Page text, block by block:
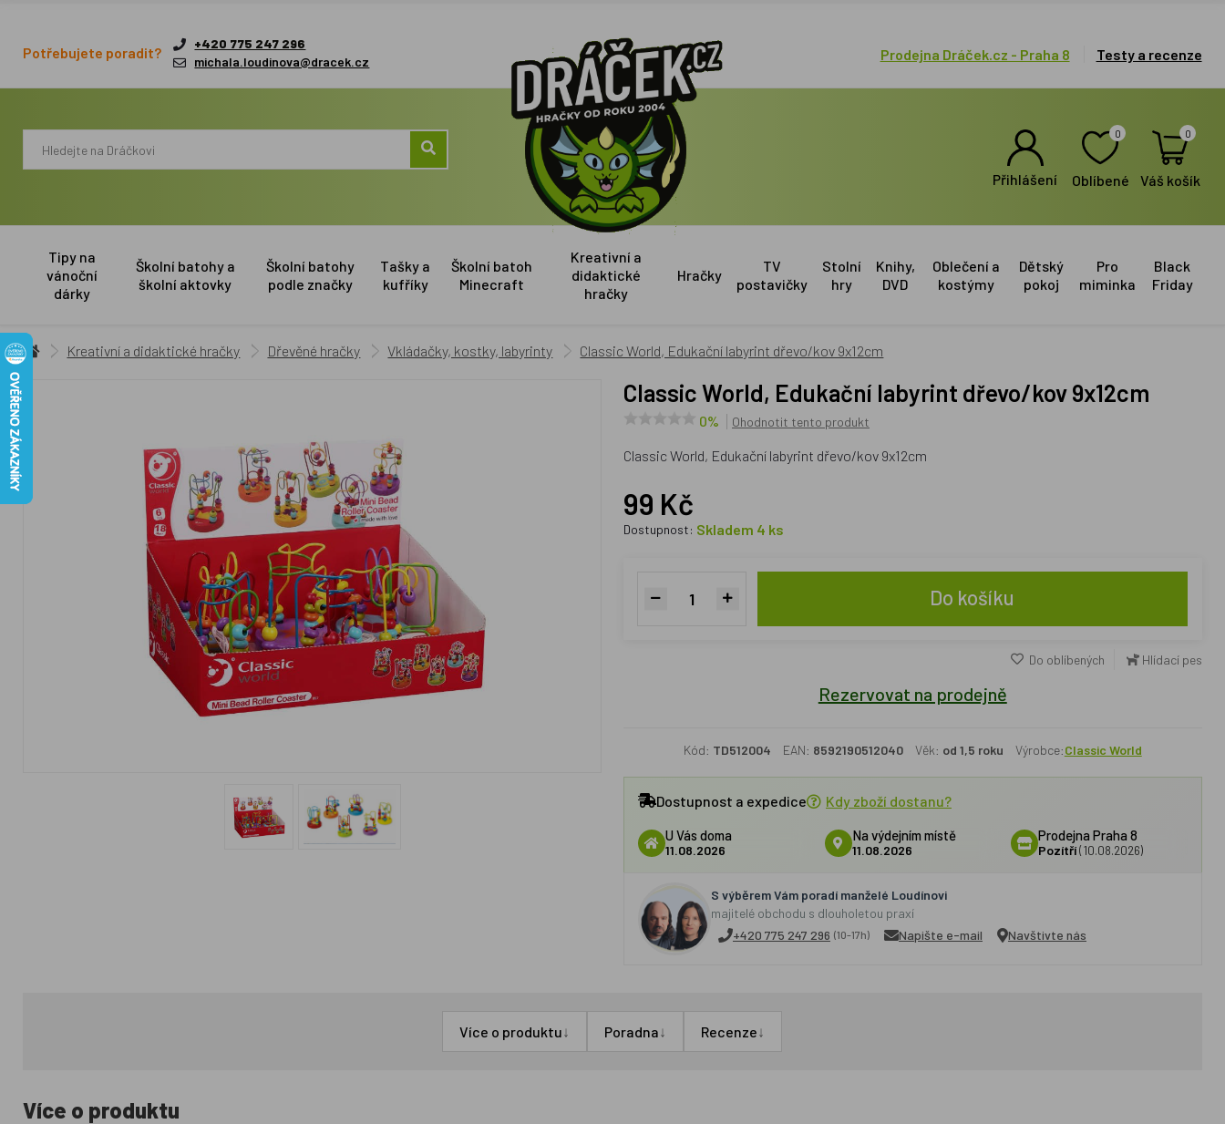
Potřebujete poradit?
+420 775 247 296
michala.loudinova@dracek.cz
Prodejna Dráček.cz - Praha 8 Testy a recenze
Přihlášení
0
Oblíbené
0
Váš košík
Tipy na
vánoční
dárky
Školní batohy a
školní aktovky
Školní batohy
podle značky
Tašky a
kufříky
Školní batoh
Minecraft
Kreativní a
didaktické
hračky
Hračky
TV
postavičky
Stolní
hry
Knihy,
DVD
Oblečení a
kostýmy
Dětský
pokoj
Pro
miminka
Black
Friday
Kreativní a didaktické hračky Dřevěné hračky Vkládačky, kostky, labyrinty Classic World, Edukační labyrint dřevo/kov 9x12cm
Classic World, Edukační labyrint dřevo/kov 9x12cm
0% Ohodnotit tento produkt
Classic World, Edukační labyrint dřevo/kov 9x12cm
99 Kč
Dostupnost: Skladem 4 ks
Do košíku
Do oblíbených Hlídací pes
Rezervovat na prodejně
Kód: TD512004 EAN: 8592190512040 Věk: od 1,5 roku Výrobce:Classic World
Dostupnost a expedice Kdy zboží dostanu?
U Vás doma
11.08.2026
Na výdejním místě
11.08.2026
Prodejna Praha 8
Pozítří(10.08.2026)
S výběrem Vám poradí manželé Loudínovi
majitelé obchodu s dlouholetou praxí
+420 775 247 296 (10-17h) Napište e-mail Navštivte nás
Více o produktu↓ Poradna↓ Recenze↓
Více o produktu